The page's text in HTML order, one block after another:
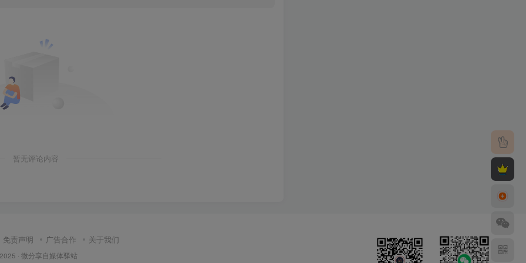
暂无评论内容
免责声明 广告合作 关于我们
· 微分享自媒体驿站